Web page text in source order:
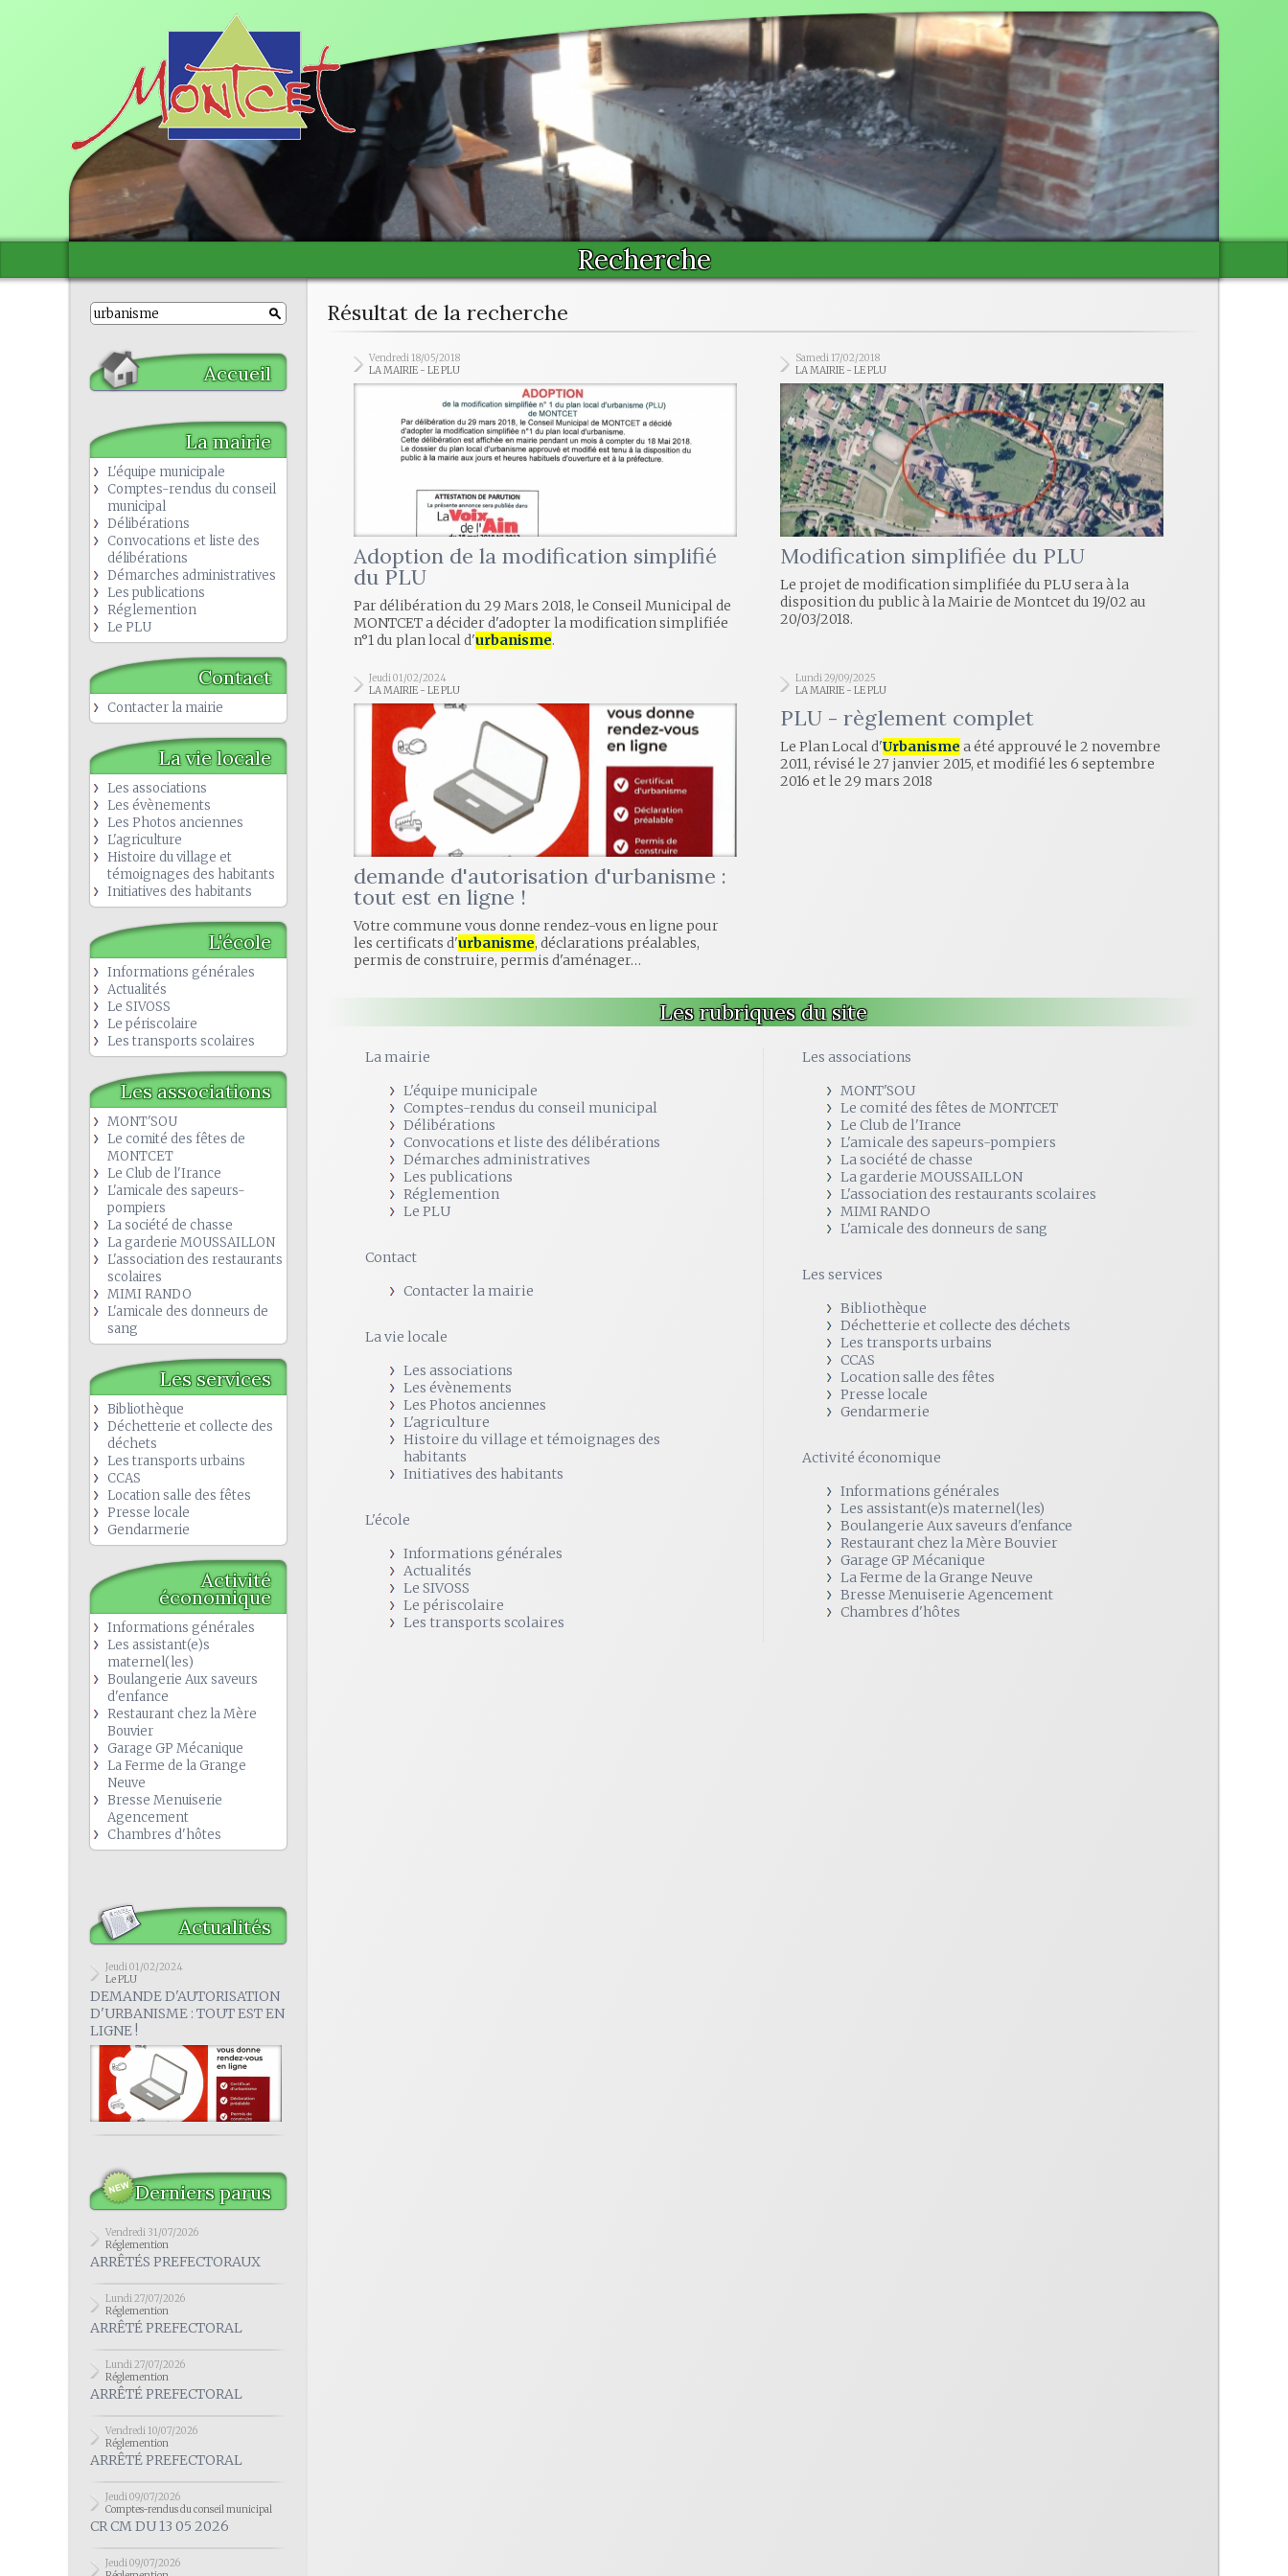
Recherche
Accueil
La mairie
L'équipe municipale
Comptes-rendus du conseil
municipal
Délibérations
Convocations et liste des
délibérations
Démarches administratives
Les publications
Réglemention
Le PLU
Contact
Contacter la mairie
La vie locale
Les associations
Les évènements
Les Photos anciennes
L'agriculture
Histoire du village et
témoignages des habitants
Initiatives des habitants
L'école
Informations générales
Actualités
Le SIVOSS
Le périscolaire
Les transports scolaires
Les associations
MONT'SOU
Le comité des fêtes de
MONTCET
Le Club de l'Irance
L'amicale des sapeurs-
pompiers
La société de chasse
La garderie MOUSSAILLON
L'association des restaurants
scolaires
MIMI RANDO
L'amicale des donneurs de
sang
Les services
Bibliothèque
Déchetterie et collecte des
déchets
Les transports urbains
CCAS
Location salle des fêtes
Presse locale
Gendarmerie
Activité
économique
Informations générales
Les assistant(e)s
maternel(les)
Boulangerie Aux saveurs
d'enfance
Restaurant chez la Mère
Bouvier
Garage GP Mécanique
La Ferme de la Grange
Neuve
Bresse Menuiserie
Agencement
Chambres d'hôtes
Actualités
Jeudi 01/02/2024
Le PLU
DEMANDE D'AUTORISATION
D'URBANISME : TOUT EST EN
LIGNE !
Derniers parus
Vendredi 31/07/2026
Réglemention
ARRÊTÉS PREFECTORAUX
Lundi 27/07/2026
Réglemention
ARRÊTÉ PREFECTORAL
Lundi 27/07/2026
Réglemention
ARRÊTÉ PREFECTORAL
Vendredi 10/07/2026
Réglemention
ARRÊTÉ PREFECTORAL
Jeudi 09/07/2026
Comptes-rendus du conseil municipal
CR CM DU 13 05 2026
Jeudi 09/07/2026
Résultat de la recherche
Vendredi 18/05/2018
LA MAIRIE - LE PLU
Adoption de la modification simplifié
du PLU
Par délibération du 29 Mars 2018, le Conseil Municipal de
MONTCET a décider d'adopter la modification simplifiée
n°1 du plan local d'urbanisme.
Samedi 17/02/2018
LA MAIRIE - LE PLU
Modification simplifiée du PLU
Le projet de modification simplifiée du PLU sera à la
disposition du public à la Mairie de Montcet du 19/02 au
20/03/2018.
Jeudi 01/02/2024
LA MAIRIE - LE PLU
demande d'autorisation d'urbanisme :
tout est en ligne !
Votre commune vous donne rendez-vous en ligne pour
les certificats d'urbanisme, déclarations préalables,
permis de construire, permis d'aménager…
Lundi 29/09/2025
LA MAIRIE - LE PLU
PLU - règlement complet
Le Plan Local d'Urbanisme a été approuvé le 2 novembre
2011, révisé le 27 janvier 2015, et modifié les 6 septembre
2016 et le 29 mars 2018
Les rubriques du site
La mairie
L'équipe municipale
Comptes-rendus du conseil municipal
Délibérations
Convocations et liste des délibérations
Démarches administratives
Les publications
Réglemention
Le PLU
Contact
Contacter la mairie
La vie locale
Les associations
Les évènements
Les Photos anciennes
L'agriculture
Histoire du village et témoignages des
habitants
Initiatives des habitants
L'école
Informations générales
Actualités
Le SIVOSS
Le périscolaire
Les transports scolaires
Les associations
MONT'SOU
Le comité des fêtes de MONTCET
Le Club de l'Irance
L'amicale des sapeurs-pompiers
La société de chasse
La garderie MOUSSAILLON
L'association des restaurants scolaires
MIMI RANDO
L'amicale des donneurs de sang
Les services
Bibliothèque
Déchetterie et collecte des déchets
Les transports urbains
CCAS
Location salle des fêtes
Presse locale
Gendarmerie
Activité économique
Informations générales
Les assistant(e)s maternel(les)
Boulangerie Aux saveurs d'enfance
Restaurant chez la Mère Bouvier
Garage GP Mécanique
La Ferme de la Grange Neuve
Bresse Menuiserie Agencement
Chambres d'hôtes